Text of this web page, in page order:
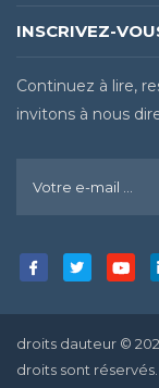
INSCRIVEZ-
Continuez à lire,
invitons à nous
droits dauteur ©
droits sont réservés.